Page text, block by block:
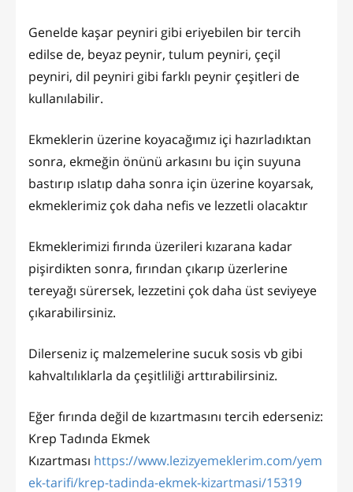
Genelde kaşar peyniri gibi eriyebilen bir tercih
edilse de, beyaz peynir, tulum peyniri, çeçil
peyniri, dil peyniri gibi farklı peynir çeşitleri de
kullanılabilir.
Ekmeklerin üzerine koyacağımız içi hazırladıktan
sonra, ekmeğin önünü arkasını bu için suyuna
bastırıp ıslatıp daha sonra için üzerine koyarsak,
ekmeklerimiz çok daha nefis ve lezzetli olacaktır
Ekmeklerimizi fırında üzerileri kızarana kadar
pişirdikten sonra, fırından çıkarıp üzerlerine
tereyağı sürersek, lezzetini çok daha üst seviyeye
çıkarabilirsiniz.
Dilerseniz iç malzemelerine sucuk sosis vb gibi
kahvaltılıklarla da çeşitliliği arttırabilirsiniz.
Eğer fırında değil de kızartmasını tercih ederseniz:
Krep Tadında Ekmek
Kızartması https://www.lezizyemeklerim.com/yem
ek-tarifi/krep-tadinda-ekmek-kizartmasi/15319